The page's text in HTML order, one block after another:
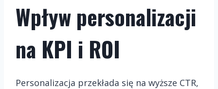
Wpływ personalizacji
na KPI i ROI
Personalizacja przekłada się na wyższe CTR,